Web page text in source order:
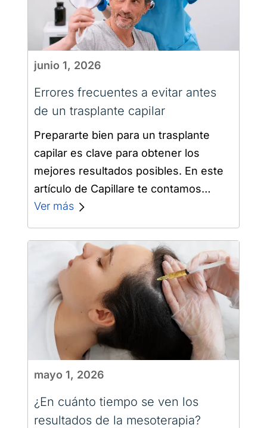
junio 1, 2026
Errores frecuentes a evitar antes
de un trasplante capilar
Prepararte bien para un trasplante
capilar es clave para obtener los
mejores resultados posibles. En este
artículo de Capillare te contamos
cuáles son los errores antes de un
Ver más
mayo 1, 2026
¿En cuánto tiempo se ven los
resultados de la mesoterapia?